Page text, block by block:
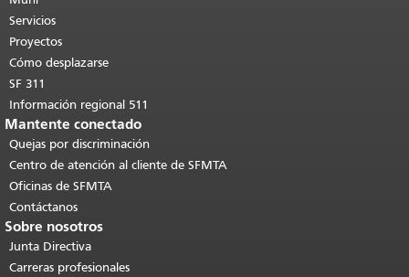
páginas.Volver al principio del
contenido principal
Servicios
Proyectos
Cómo desplazarse
SF 311
Información regional 511
Mantente conectado
Quejas por discriminación
Centro de atención al cliente de SFMTA
Oficinas de SFMTA
Contáctanos
Sobre nosotros
Junta Directiva
Carreras profesionales